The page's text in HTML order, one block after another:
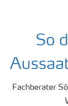
So
Fachberater